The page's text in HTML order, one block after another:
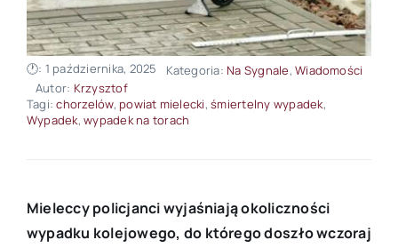
🕐: 1 października, 2025 Kategoria: Na Sygnale,Wiadomości
Autor: Krzysztof
Tagi:chorzelów, powiat mielecki,śmiertelny wypadek,
Wypadek,wypadek na torach
Mieleccy policjanci wyjaśniają okoliczności
wypadku kolejowego, do którego doszło wczoraj